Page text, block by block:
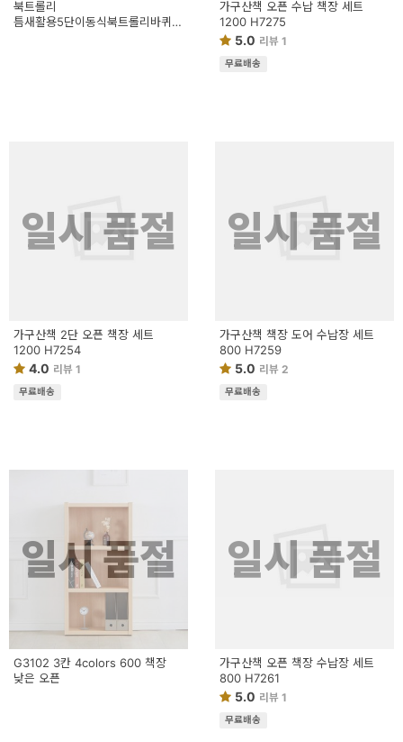
북트롤리
틈새활용5단이동식북트롤리바퀴달린트롤리책장
가구산책 오픈 수납 책장 세트
1200 H7275
5.0 리뷰 1
무료배송
일시 품절
가구산책 2단 오픈 책장 세트
1200 H7254
4.0 리뷰 1
무료배송
일시 품절
가구산책 책장 도어 수납장 세트
800 H7259
5.0 리뷰 2
무료배송
일시 품절
G3102 3칸 4colors 600 책장
낮은 오픈
일시 품절
가구산책 오픈 책장 수납장 세트
800 H7261
5.0 리뷰 1
무료배송